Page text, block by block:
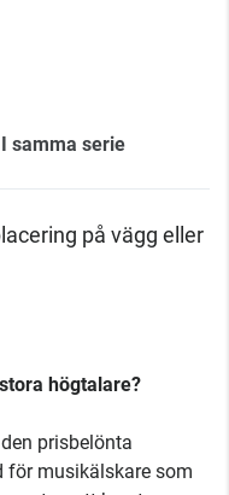
I samma serie
på vägg eller
högtalare?
prisbelönta
för musikälskare som